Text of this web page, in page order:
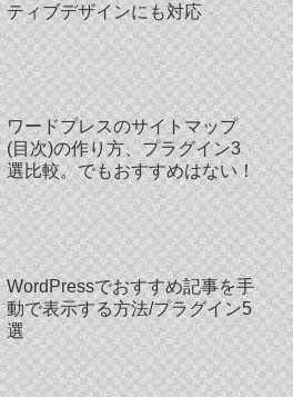
ティブデザインにも対応
ワードプレスのサイトマップ
(目次)の作り方、プラグイン3
選比較。でもおすすめはない！
WordPressでおすすめ記事を手
動で表示する方法/プラグイン5
選